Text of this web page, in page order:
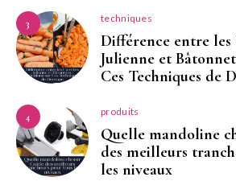
3 techniques
Différence entre les
Julienne et
Ces Techniques de
4 produits
Quelle mandoline
des meilleurs
les niveaux